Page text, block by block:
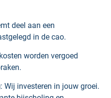
deel aan een
in de cao.
worden vergoed
: Wij investeren in jouw groei.